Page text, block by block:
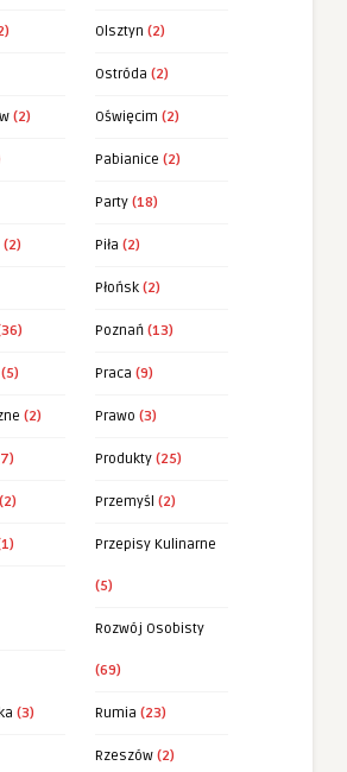
Olsztyn (2)
Ostróda (2)
(2) Oświęcim (2)
Pabianice (2)
Party (18)
(2) Piła (2)
Płońsk (2)
Poznań (13)
(5) Praca (9)
(2) Prawo (3)
Produkty (25)
(2) Przemyśl (2)
Przepisy Kulinarne
(5)
Rozwój Osobisty
(69)
(3) Rumia (23)
Rzeszów (2)